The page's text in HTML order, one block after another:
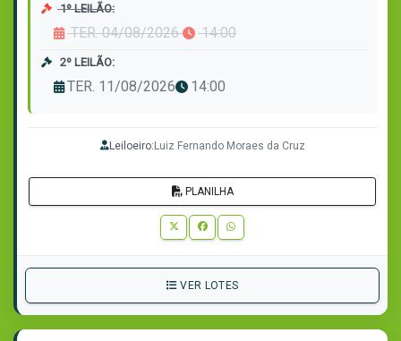
1º LEILÃO:
TER. 04/08/2026 14:00
2º LEILÃO:
TER. 11/08/2026 14:00
Leiloeiro:Luiz Fernando Moraes da Cruz
PLANILHA
VER LOTES